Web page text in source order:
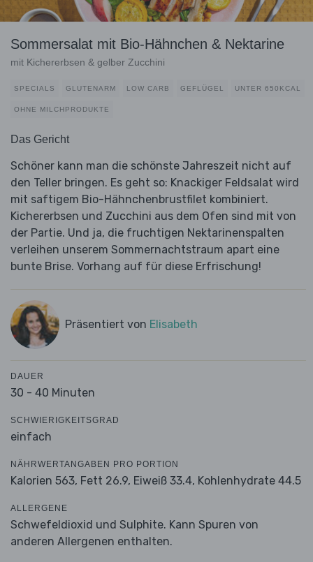
Sommersalat mit Bio-Hähnchen & Nektarine
mit Kichererbsen & gelber Zucchini
SPECIALS GLUTENARM LOW CARB GEFLÜGEL UNTER 650KCAL
OHNE MILCHPRODUKTE
Das Gericht
Schöner kann man die schönste Jahreszeit nicht auf
den Teller bringen. Es geht so: Knackiger Feldsalat wird
mit saftigem Bio-Hähnchenbrustfilet kombiniert.
Kichererbsen und Zucchini aus dem Ofen sind mit von
der Partie. Und ja, die fruchtigen Nektarinenspalten
verleihen unserem Sommernachtstraum apart eine
bunte Brise. Vorhang auf für diese Erfrischung!
Präsentiert von Elisabeth
DAUER
30 - 40 Minuten
SCHWIERIGKEITSGRAD
einfach
NÄHRWERTANGABEN PRO PORTION
Kalorien 563, Fett 26.9, Eiweiß 33.4, Kohlenhydrate 44.5
ALLERGENE
Schwefeldioxid und Sulphite. Kann Spuren von
anderen Allergenen enthalten.